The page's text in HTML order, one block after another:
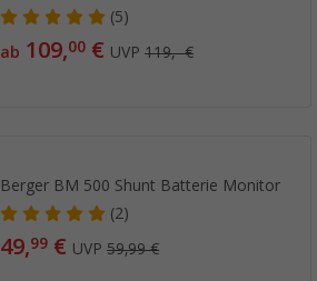
(5)
ab 109,00 € UVP119,- €
Berger BM 500 Shunt Batterie Monitor
(2)
49,99 € UVP59,99 €